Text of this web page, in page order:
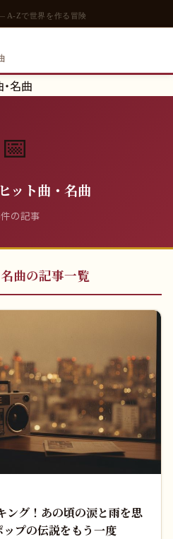
A-Zで世界を作る冒険
名曲
📅
ット曲・名曲
件の記事
曲の記事一覧
ング！あの頃の涙と雨を思
プの伝説をもう一度